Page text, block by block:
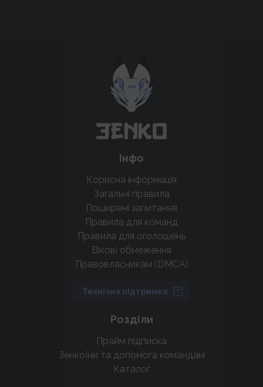
крутих нововведень
Підтримати проєкт
Інфо
Корисна інформація
Загальні правила
Поширені запитання
Правила для команд
Правила для оголошень
Вікові обмеження
Правовласникам (DMCA)
Технічна підтримка
Розділи
Прайм підписка
Зенкоїни та допомога командам
Каталог